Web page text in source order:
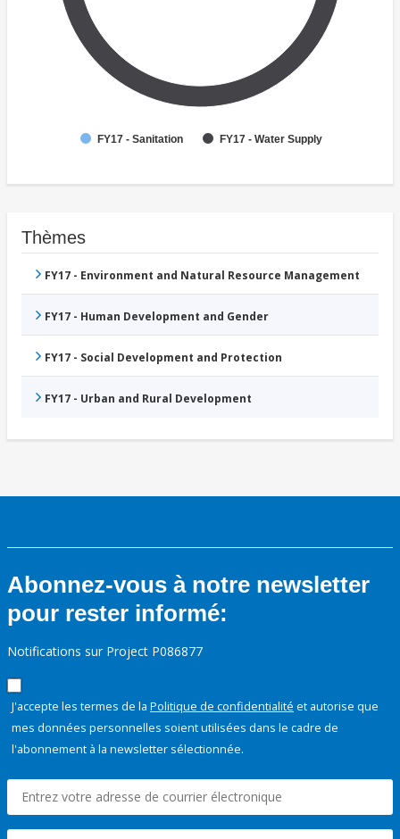
FY17 - Sanitation FY17 - Water Supply
Thèmes
FY17 - Environment and Natural Resource Management
FY17 - Human Development and Gender
FY17 - Social Development and Protection
FY17 - Urban and Rural Development
Abonnez-vous à notre newsletter
pour rester informé:
Notifications sur Project P086877
J'accepte les termes de la Politique de confidentialité et autorise que
mes données personnelles soient utilisées dans le cadre de
l'abonnement à la newsletter sélectionnée.